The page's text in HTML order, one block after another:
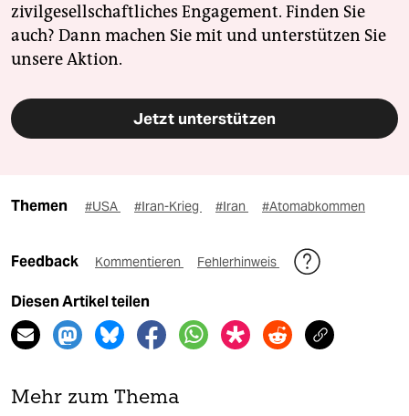
zivilgesellschaftliches Engagement. Finden Sie
auch? Dann machen Sie mit und unterstützen Sie
unsere Aktion.
Jetzt unterstützen
Themen #USA #Iran-Krieg #Iran #Atomabkommen
Feedback Kommentieren Fehlerhinweis
Diesen Artikel teilen
Mehr zum Thema